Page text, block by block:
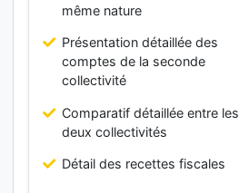
même nature
Présentation détaillée des
comptes de la seconde
collectivité
Comparatif détaillée entre les
deux collectivités
Détail des recettes fiscales